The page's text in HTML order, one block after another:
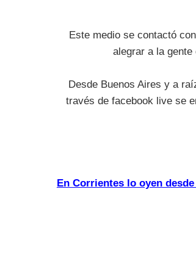
Este medio se contactó
alegrar a la
Desde Buenos Aires y a
través de facebook live se
En Corrientes lo oyen